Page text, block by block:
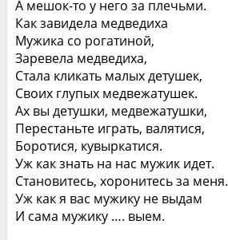
А мешок-то у него за плечьми.
Как завидела медведиха
Мужика со рогатиной,
Заревела медведиха,
Стала кликать малых детушек,
Своих глупых медвежатушек.
Ах вы детушки, медвежатушки,
Перестаньте играть, валятися,
Боротися, кувыркатися.
Уж как знать на нас мужик идет.
Становитесь, хоронитесь за меня.
Уж как я вас мужику не выдам
И сама мужику …. выем.